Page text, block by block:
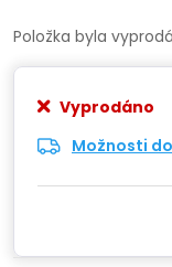
Položka byla
Vyprodáno
Možnosti